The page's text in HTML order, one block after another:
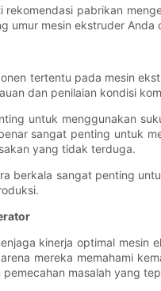
pabrikan
umur mesin ekstruder
tertentu pada mesin
dan penilaian kondisi
untuk menggunakan
sangat penting untuk
yang tidak terduga.
berkala sangat penting
kinerja optimal
mereka memahami
masalah yang